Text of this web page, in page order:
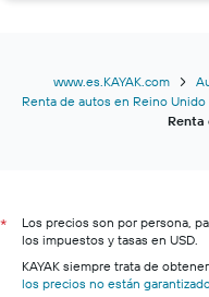
www.es.KAYAK.com
Renta de autos en Reino Unido
Renta
*
Los precios son por persona,
los impuestos y tasas en USD.
KAYAK siempre trata de
los precios no están